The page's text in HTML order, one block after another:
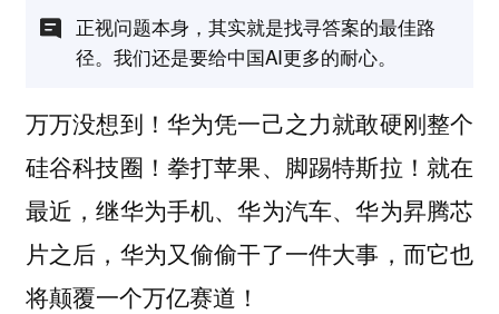
正视问题本身，其实就是找寻答案的最佳路
径。我们还是要给中国AI更多的耐心。
万万没想到！华为凭一己之力就敢硬刚整个
硅谷科技圈！拳打苹果、脚踢特斯拉！就在
最近，继华为手机、华为汽车、华为昇腾芯
片之后，华为又偷偷干了一件大事，而它也
将颠覆一个万亿赛道！